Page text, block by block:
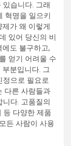
습니다. 그래
혁명을 일으키
가 왜 이렇게
있어 당신의 비
도 불구하고,
얻기 어려울 수
분입니다. 그
정으로 필요로
다른 사람들과
다. 고품질의
등 다양한 제품
든 사람이 사용